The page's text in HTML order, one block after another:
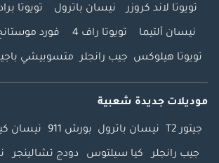
تويوتا لاند كروزر نيسان باترول تويوتا
نيسان ألتيما تويوتا راف 4 فورد
تويوتا هيلوكس جيب رانجلر متسوبيشي
موديلات جديدة شعبية
جيتور T2 نيسان باترول بورش 911 نيسان
جيب رانجلر كيا سيلتوس دودج تشالينجر